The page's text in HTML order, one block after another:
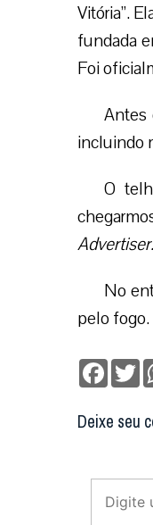
Vitória”.
fundada
Foi
Antes
incluindo
O
Advertiser.
No
pelo fogo.
Deixe seu